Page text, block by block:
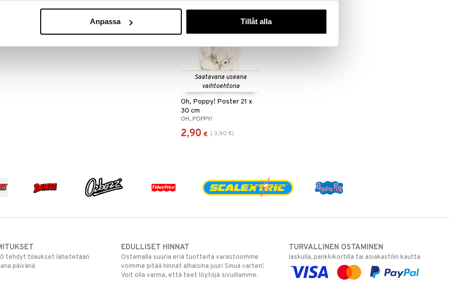
Anpassa Tillåt alla
Saatavana useana
vaihtoehtona
Oh, Poppy! Poster 21 x
30 cm
OH, POPPY!
2,90 € ( 3,90 €)
-26%
tehdyt tilaukset lähetetään
päivänä
EDULLISET HINNAT
Ostamalla suuria eriä tuotteita varastoomme
voimme pitää hinnat alhaisina juuri Sinua varten!
Voit olla varma, että teet löytöjä sivuillamme.
TURVALLINEN OSTAMINEN
laskulla, pankkikortilla tai asiakastilin kautta